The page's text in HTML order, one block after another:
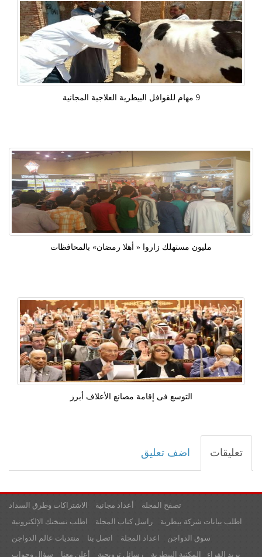
9 مهام للقوافل البيطرية العلاجية المجانية
مليون مستهلك زاروا « أهلا رمضان» بالمحافظات
التوسع فى إقامة مصانع الأعلاف أبرز
تعليقات اضف تعليق
الاشتراكات وطرق السداد أعداد مجانية
تصفح المجلة
اطلب نسختك الإلكترونية
راسل كتاب المجلة
اطلب بيانات شركة بيطرية
منتديات عالم الدواجن
اتصل بنا اعداد المجلة
سوق الدواجن
سؤال وجواب
أعلن معنا رسائل ترويجية المكتبة البيطرية بريد القراء